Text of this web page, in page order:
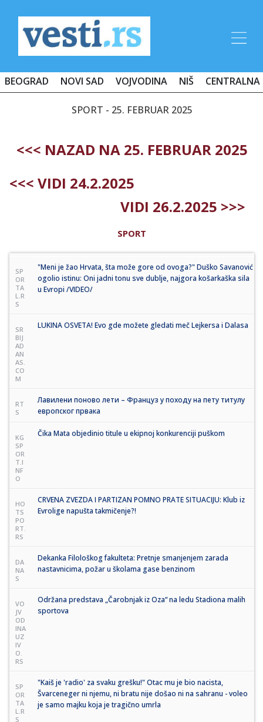
BEOGRAD NOVI SAD VOJVODINA NIŠ CENTRALNA
SPORT - 25. FEBRUAR 2025
<<< NAZAD NA 25. FEBRUAR 2025
<<< VIDI 24.2.2025
VIDI 26.2.2025 >>>
SPORT
SP
OR
TA
L.R
S
"Meni je žao Hrvata, šta može gore od ovoga?" Duško Savanović
ogolio istinu: Oni jadni tonu sve dublje, najgora košarkaška sila
u Evropi /VIDEO/
SR
BIJ
AD
AN
AS.
CO
M
LUKINA OSVETA! Evo gde možete gledati meč Lejkersa i Dalasa
RT
S
Лавилени поново лети – Француз у походу на пету титулу
европског првака
KG
SP
OR
T.I
NF
O
Čika Mata objedinio titule u ekipnoj konkurenciji puškom
HO
TS
PO
RT.
RS
CRVENA ZVEZDA I PARTIZAN POMNO PRATE SITUACIJU: Klub iz
Evrolige napušta takmičenje?!
DA
NA
S
Dekanka Filološkog fakulteta: Pretnje smanjenjem zarada
nastavnicima, požar u školama gase benzinom
VO
JV
OD
INA
UZ
IV
O.
RS
Održana predstava „Čarobnjak iz Oza“ na ledu Stadiona malih
sportova
SP
OR
TA
L.R
S
"Kaiš je 'radio' za svaku grešku!" Otac mu je bio nacista,
Švarceneger ni njemu, ni bratu nije došao ni na sahranu - voleo
je samo majku koja je tragično umrla